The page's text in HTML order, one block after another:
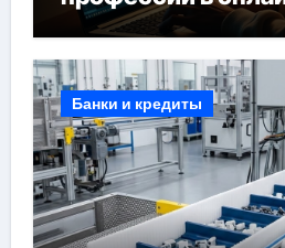
Банки и кредиты